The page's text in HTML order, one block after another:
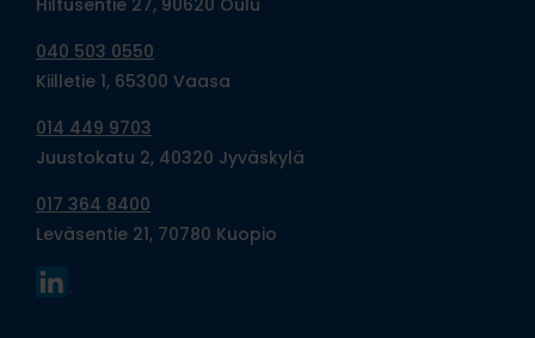
040 503 0550
Kiilletie 1, 65300 Vaasa
014 449 9703
Juustokatu 2, 40320 Jyväskylä
017 364 8400
Leväsentie 21, 70780 Kuopio